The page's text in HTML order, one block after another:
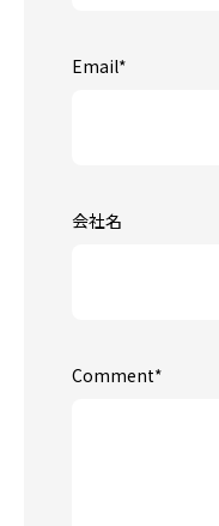
Email*
会社名
Comment*